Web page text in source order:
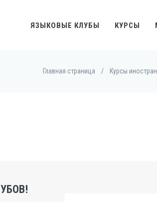
ЯЗЫКОВЫЕ КЛУБЫ КУРСЫ
Главная страница / Курсы